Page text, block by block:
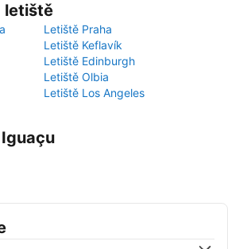
letiště
Letiště Praha
Letiště Keflavík
Letiště Edinburgh
Letiště Olbia
Letiště Los Angeles